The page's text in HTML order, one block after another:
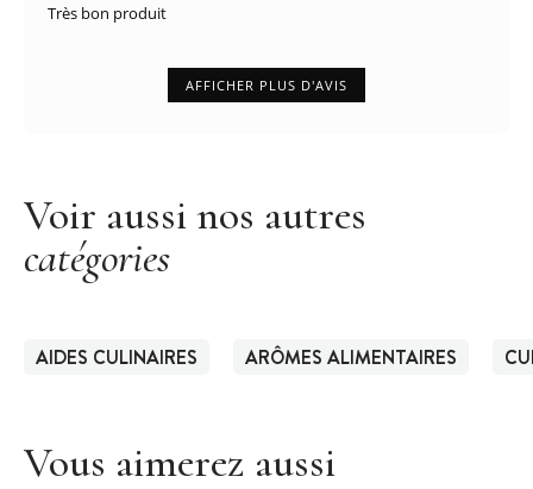
Très bon produit
AFFICHER PLUS D'AVIS
Voir aussi nos autres
catégories
AIDES CULINAIRES ARÔMES ALIMENTAIRES
Vous aimerez aussi